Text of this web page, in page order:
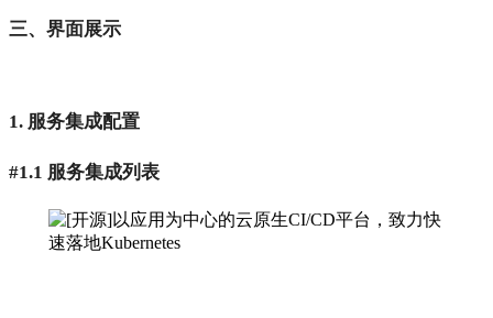
三、界面展示
1. 服务集成配置
#1.1 服务集成列表